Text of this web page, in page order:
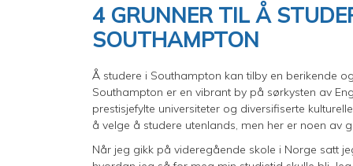
4 GRUNNER TIL Å
SOUTHAMPTON
Å studere i Southampton kan tilby en berikende
Southampton er en vibrant by på sørkysten av
prestisjefylte universiteter og diversifiserte
å velge å studere utenlands, men her er noen av
Når jeg gikk på videregående skole i Norge satt